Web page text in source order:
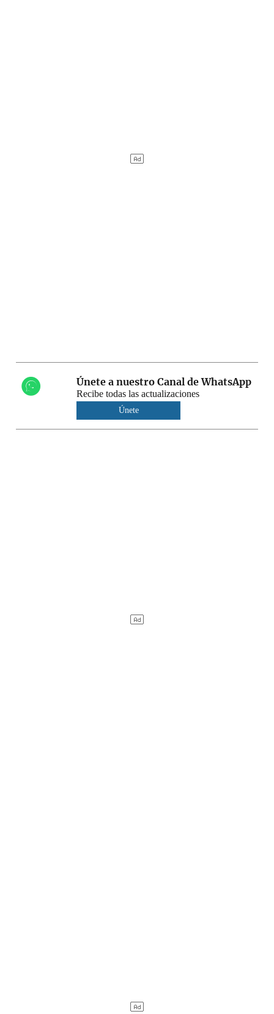
Únete a nuestro Canal de WhatsApp
Recibe todas las actualizaciones
Únete